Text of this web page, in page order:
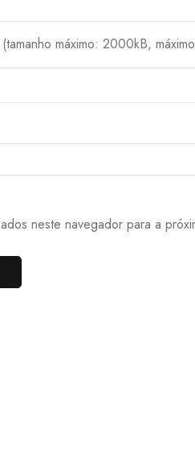
máximo: 2000kB,
neste navegador para a